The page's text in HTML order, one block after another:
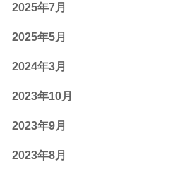
2025年7月
2025年5月
2024年3月
2023年10月
2023年9月
2023年8月